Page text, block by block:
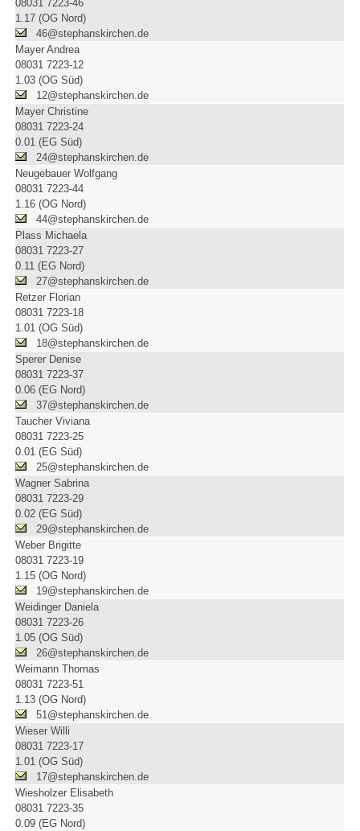
08031 7223-46
1.17 (OG Nord)
46@stephanskirchen.de
Mayer Andrea
08031 7223-12
1.03 (OG Süd)
12@stephanskirchen.de
Mayer Christine
08031 7223-24
0.01 (EG Süd)
24@stephanskirchen.de
Neugebauer Wolfgang
08031 7223-44
1.16 (OG Nord)
44@stephanskirchen.de
Plass Michaela
08031 7223-27
0.11 (EG Nord)
27@stephanskirchen.de
Retzer Florian
08031 7223-18
1.01 (OG Süd)
18@stephanskirchen.de
Sperer Denise
08031 7223-37
0.06 (EG Nord)
37@stephanskirchen.de
Taucher Viviana
08031 7223-25
0.01 (EG Süd)
25@stephanskirchen.de
Wagner Sabrina
08031 7223-29
0.02 (EG Süd)
29@stephanskirchen.de
Weber Brigitte
08031 7223-19
1.15 (OG Nord)
19@stephanskirchen.de
Weidinger Daniela
08031 7223-26
1.05 (OG Süd)
26@stephanskirchen.de
Weimann Thomas
08031 7223-51
1.13 (OG Nord)
51@stephanskirchen.de
Wieser Willi
08031 7223-17
1.01 (OG Süd)
17@stephanskirchen.de
Wiesholzer Elisabeth
08031 7223-35
0.09 (EG Nord)